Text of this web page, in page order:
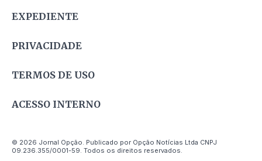
EXPEDIENTE
PRIVACIDADE
TERMOS DE USO
ACESSO INTERNO
© 2026 Jornal Opção. Publicado por Opção Notícias Ltda CNPJ
09.236.355/0001-59. Todos os direitos reservados.